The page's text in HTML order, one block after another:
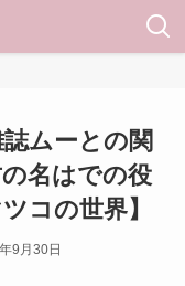
ムーとの関
名はでの役
コの世界】
9月30日